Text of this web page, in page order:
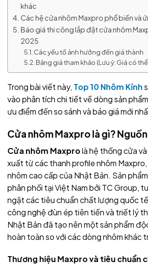
khác
Các hệ cửa nhôm Maxpro phổ biến và
Báo giá thi công lắp đặt cửa nhôm
2025
Các yếu tố ảnh hưởng đến giá thành
Bảng giá tham khảo (Lưu ý: Giá có
Trong bài viết này, Top 10 Nhôm Kính
vào phân tích chi tiết về dòng sản
ưu điểm đến so sánh và báo giá mới
Cửa nhôm Maxpro là gì?
Cửa nhôm Maxprolà hệ thống cửa
xuất từ các thanh profile nhôm
nhôm cao cấp của Nhật Bản. Sản
phân phối tại Việt Nam bởi TC Group,
ngặt các tiêu chuẩn chất lượng quốc
công nghệ đùn ép tiên tiến và triết lý
Nhật Bản đã tạo nên một sản phẩm
hoàn toàn so với các dòng nhôm khác
Thương hiệu Maxpro và tiêu chuẩn